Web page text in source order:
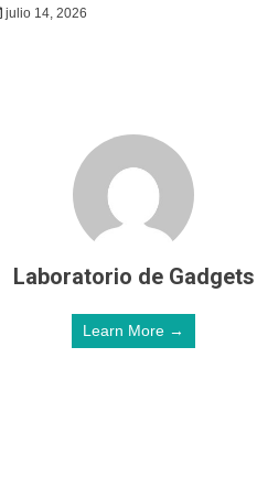
julio 14, 2026
Laboratorio de Gadgets
Learn More →